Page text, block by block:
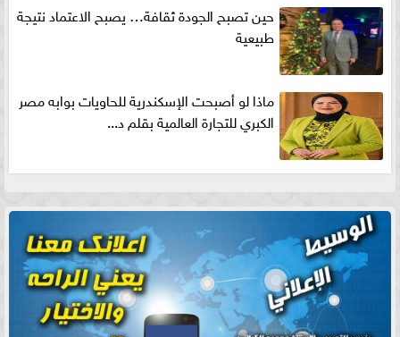
حين تصبح الجودة ثقافة… يصبح الاعتماد نتيجة
طبيعية
ماذا لو أصبحت الإسكندرية للحاويات بوابه مصر
الكبري للتجارة العالمية بقلم د...